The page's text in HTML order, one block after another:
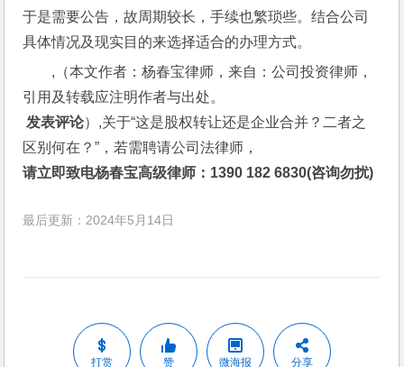
于是需要公告，故周期较长，手续也繁琐些。结合公司
具体情况及现实目的来选择适合的办理方式。
,（本文作者：杨春宝律师，来自：公司投资律师，
引用及转载应注明作者与出处。
发表评论）,关于“这是股权转让还是企业合并？二者之
区别何在？”，若需聘请公司法律师，
请立即致电杨春宝高级律师：1390 182 6830(咨询勿扰)
最后更新：2024年5月14日
打赏 赞 微海报 分享